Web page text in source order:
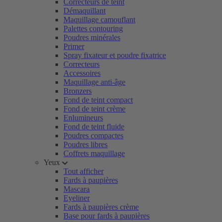
Correcteurs de teint
Démaquillant
Maquillage camouflant
Palettes contouring
Poudres minérales
Primer
Spray fixateur et poudre fixatrice
Correcteurs
Accessoires
Maquillage anti-âge
Bronzers
Fond de teint compact
Fond de teint crème
Enlumineurs
Fond de teint fluide
Poudres compactes
Poudres libres
Coffrets maquillage
Yeux
Tout afficher
Fards à paupières
Mascara
Eyeliner
Fards à paupières crème
Base pour fards à paupières